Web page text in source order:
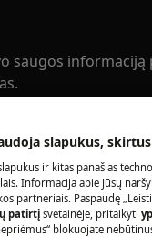
saugos informaciją
slapukus,
ir kitas panašias
Informacija apie Jūsų
partneriais. Paspaudę
patirtįsvetainėje, pritaikyti
blokuojate